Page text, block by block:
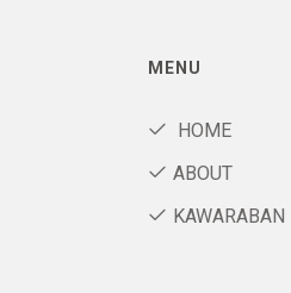
MENU
HOME
ABOUT
KAWARABAN